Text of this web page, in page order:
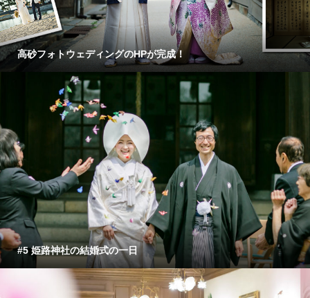
高砂フォトウェディングのHPが完成！
#5 姫路神社の結婚式の一日